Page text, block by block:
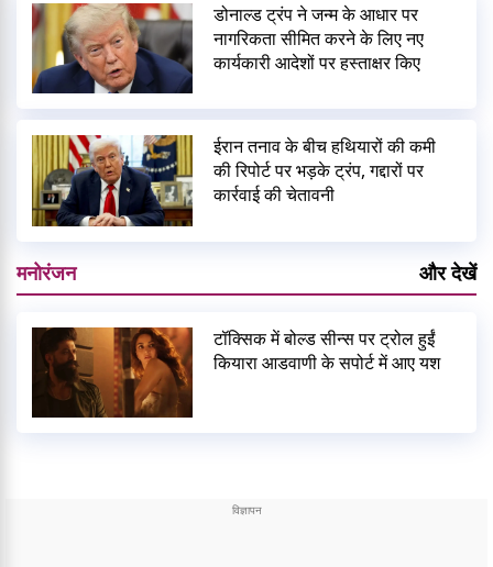
डोनाल्ड ट्रंप ने जन्म के आधार पर
नागरिकता सीमित करने के लिए नए
कार्यकारी आदेशों पर हस्ताक्षर किए
ईरान तनाव के बीच हथियारों की कमी
की रिपोर्ट पर भड़के ट्रंप, गद्दारों पर
कार्रवाई की चेतावनी
मनोरंजन और देखें
टॉक्सिक में बोल्ड सीन्स पर ट्रोल हुईं
कियारा आडवाणी के सपोर्ट में आए यश